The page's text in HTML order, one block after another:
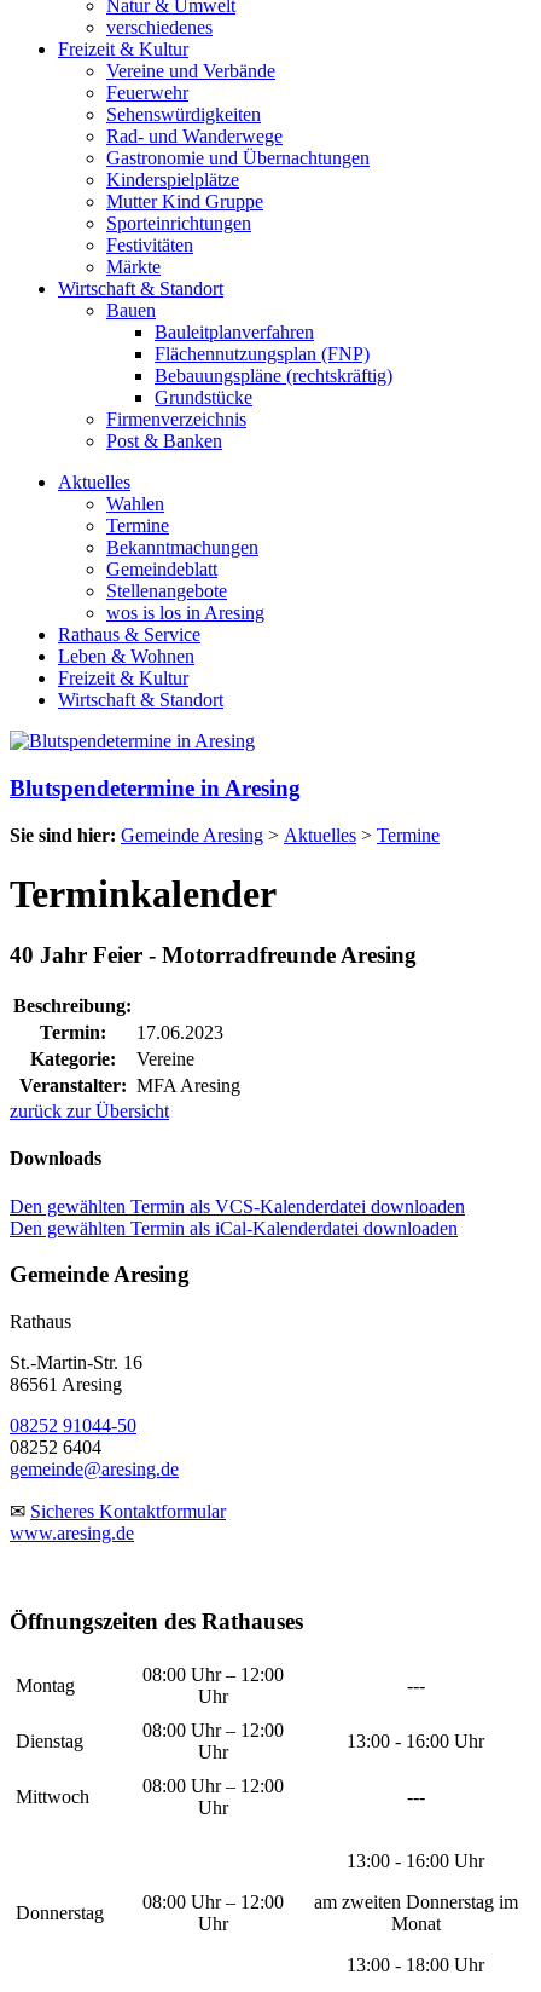
Natur & Umwelt
verschiedenes
Freizeit & Kultur
Vereine und Verbände
Feuerwehr
Sehenswürdigkeiten
Rad- und Wanderwege
Gastronomie und Übernachtungen
Kinderspielplätze
Mutter Kind Gruppe
Sporteinrichtungen
Festivitäten
Märkte
Wirtschaft & Standort
Bauen
Bauleitplanverfahren
Flächennutzungsplan (FNP)
Bebauungspläne (rechtskräftig)
Grundstücke
Firmenverzeichnis
Post & Banken
Aktuelles
Wahlen
Termine
Bekanntmachungen
Gemeindeblatt
Stellenangebote
wos is los in Aresing
Rathaus & Service
Leben & Wohnen
Freizeit & Kultur
Wirtschaft & Standort
Blutspendetermine in Aresing
Sie sind hier: Gemeinde Aresing > Aktuelles > Termine
Terminkalender
40 Jahr Feier - Motorradfreunde Aresing
Beschreibung:
Termin:
17.06.2023
Kategorie:
Vereine
Veranstalter: MFA Aresing
zurück zur Übersicht
Downloads
Den gewählten Termin als VCS-Kalenderdatei downloaden
Den gewählten Termin als iCal-Kalenderdatei downloaden
Gemeinde Aresing
Rathaus
St.-Martin-Str. 16
86561 Aresing
08252 91044-50
08252 6404
gemeinde@aresing.de
✉ Sicheres Kontaktformular
www.aresing.de
Öffnungszeiten des Rathauses
Montag
08:00 Uhr – 12:00
Uhr
---
Dienstag
08:00 Uhr – 12:00
Uhr
13:00 - 16:00 Uhr
Mittwoch
08:00 Uhr – 12:00
Uhr
---
Donnerstag
08:00 Uhr – 12:00
Uhr
13:00 - 16:00 Uhr
am zweiten Donnerstag im
Monat
13:00 - 18:00 Uhr